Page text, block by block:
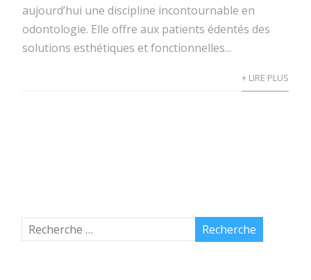
aujourd’hui une discipline incontournable en
odontologie. Elle offre aux patients édentés des
solutions esthétiques et fonctionnelles...
+ LIRE PLUS